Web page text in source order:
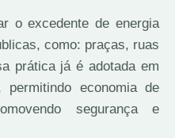
o excedente de energia
como: praças, ruas
prática já é adotada em
economia de
segurança e